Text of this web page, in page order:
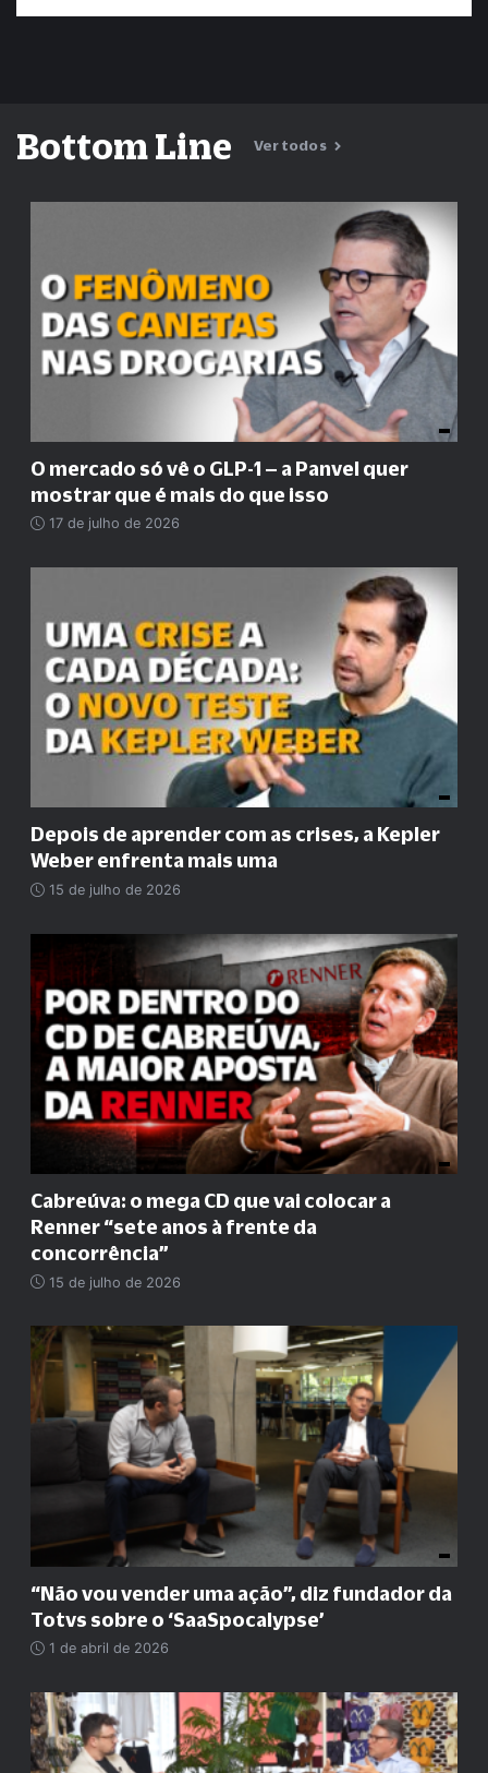
Bottom Line Ver todos
O mercado só vê o GLP-1 – a Panvel quer
mostrar que é mais do que isso
17 de julho de 2026
Depois de aprender com as crises, a Kepler
Weber enfrenta mais uma
15 de julho de 2026
Cabreúva: o mega CD que vai colocar a
Renner“sete anos à frente da
concorrência”
15 de julho de 2026
“Não vou vender uma ação”, diz fundador da
Totvs sobre o ‘SaaSpocalypse’
1 de abril de 2026